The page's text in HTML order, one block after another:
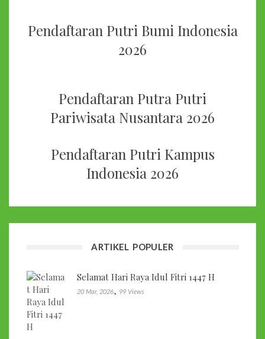
Pendaftaran Putri Bumi Indonesia
2026
Pendaftaran Putra Putri
Pariwisata Nusantara 2026
Pendaftaran Putri Kampus
Indonesia 2026
ARTIKEL POPULER
Selamat Hari Raya Idul Fitri 1447 H
20 Mar, 2026, 99 Views